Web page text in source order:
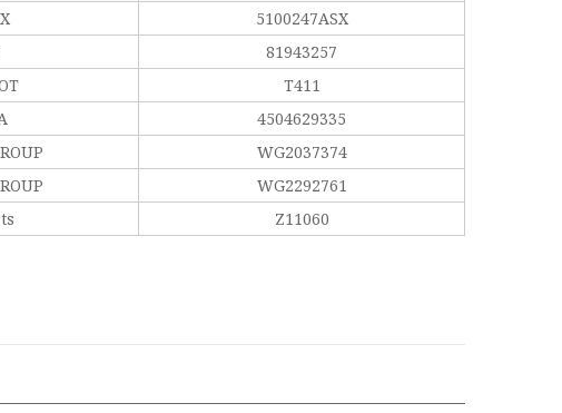
5100247ASX
81943257
T411
4504629335
WG2037374
WG2292761
Z11060